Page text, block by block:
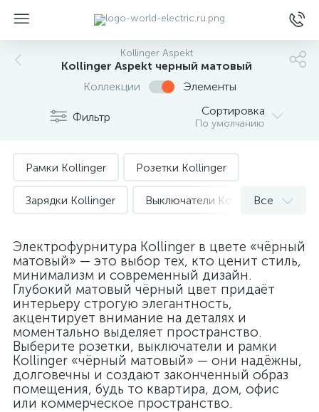
Kollinger Aspekt
Kollinger Aspekt черный матовый
Коллекции
Элементы
Фильтр Сортировка
По умолчанию
Рамки Kollinger Розетки Kollinger
Зарядки Kollinger Выключатели Kollinger
Мультимедиа Kollinger
Подсветка ступенек Kollinger
Все
Электрофурнитура Kollinger в цвете «чёрный
матовый» — это выбор тех, кто ценит стиль,
минимализм и современный дизайн.
Глубокий матовый чёрный цвет придаёт
интерьеру строгую элегантность,
акцентирует внимание на деталях и
моментально выделяет пространство.
Выберите розетки, выключатели и рамки
Kollinger «чёрный матовый» — они надёжны,
долговечны и создают законченный образ
помещения, будь то квартира, дом, офис
или коммерческое пространство.